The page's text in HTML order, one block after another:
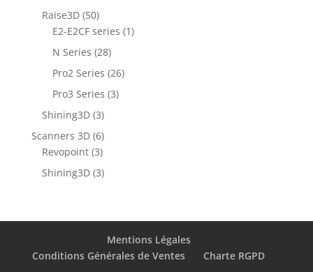
Raise3D (50)
E2-E2CF series (1)
N Series (28)
Pro2 Series (26)
Pro3 Series (3)
Shining3D (3)
Scanners 3D (6)
Revopoint (3)
Shining3D (3)
Mentions Légales
Conditions Générales de Ventes
Charte RGPD